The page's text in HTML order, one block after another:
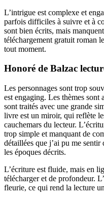
L’intrigue est complexe et
parfois difficiles à suivre et à
sont bien écrits, mais
téléchargement gratuit roman
tout moment.
Honoré de Balzac
Les personnages sont trop
est engaging. Les thèmes sont
sont traités avec une grande
livre est un miroir, qui reflète
cauchemars du lecteur.
trop simple et manquant de
détaillées que j’ai pu me
les époques décrits.
L’écriture est fluide, mais en
télécharger et de profondeur.
fleurie, ce qui rend la lecture